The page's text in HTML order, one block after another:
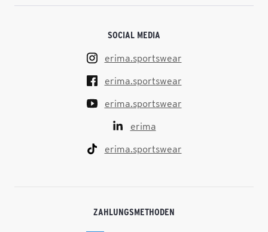
SOCIAL MEDIA
erima.sportswear
erima.sportswear
erima.sportswear
erima
erima.sportswear
ZAHLUNGSMETHODEN